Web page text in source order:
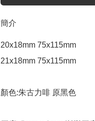
簡介
20x18mm 75x115mm
21x18mm 75x115mm
顏色:朱古力啡 原黑色